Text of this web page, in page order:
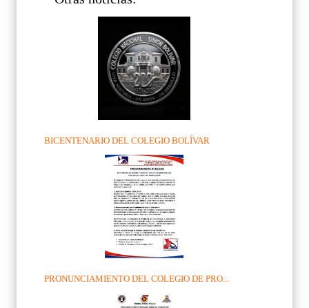
BICENTENARIO DEL COLEGIO BOLÍVAR
PRONUNCIAMIENTO DEL COLEGIO DE PRO...